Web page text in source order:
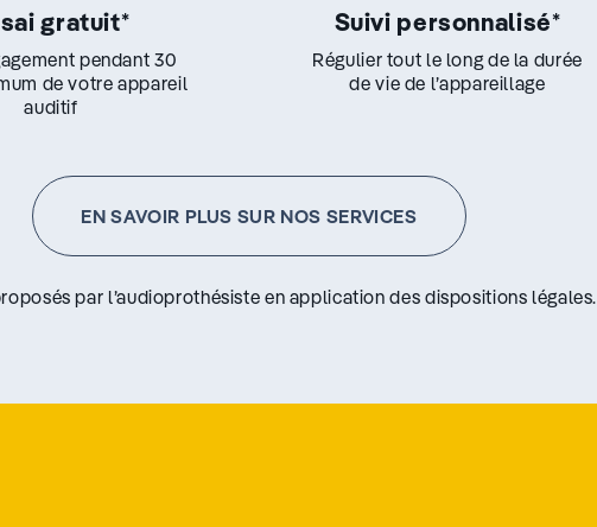
gratuit*
pendant 30
de votre appareil
auditif
Suivi personnalisé*
Régulier tout le long de la durée
de vie de l’appareillage
EN SAVOIR PLUS SUR NOS SERVICES
par l’audioprothésiste en application des dispositions légales.